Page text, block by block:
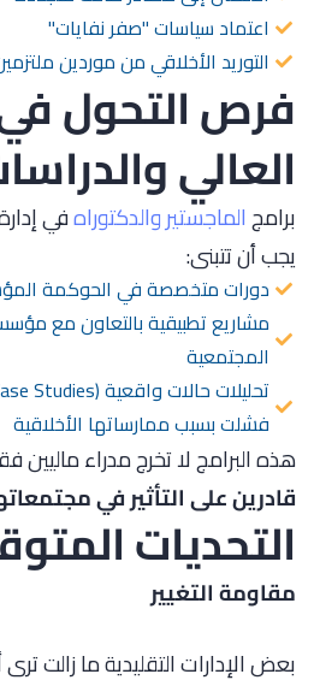
اعتماد سياسات "صفر نفايات"
التوريد الأخلاقي من موردين
فرص التحول في
العالي
برامجالماجستيروالدكتوراهفي
يجب أن تتبنى:
دورات متخصصة في الحوكمة
مشاريع تطبيقية بالتعاون مع
المجتمعية
فشلت بسبب ممارساتها الأخلاقية
هذه البرامج لا تخرج مدراء ماليين
قادرين على التأثير في
التحديات
مقاومة التغيير
بعض الإدارات التقليدية ما زالت